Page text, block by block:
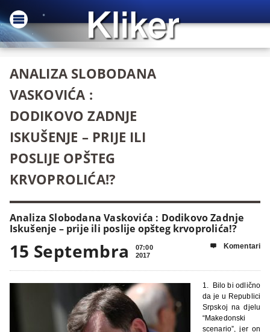
ANALIZA SLOBODANA
VASKOVIĆA :
DODIKOVO ZADNJE
ISKUŠENJE – PRIJE ILI
POSLIJE OPŠTEG
KRVOPROLIĆA!?
Analiza Slobodana Vaskovića : Dodikovo Zadnje
Iskušenje – prije ili poslije opšteg krvoprolića!?
15 Septembra
07:00
2017
 Komentari
1. Bilo bi odlično
da je u Republici
Srpskoj na djelu
“Makedonski
scenario”, jer on